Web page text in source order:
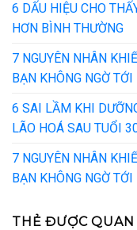
6 DẤU HIỆU CHO
HƠN BÌNH THƯỜNG
7 NGUYÊN NHÂN
BẠN KHÔNG NGỜ TỚI
6 SAI LẦM KHI
LÃO HOÁ SAU TUỔI
7 NGUYÊN NHÂN
BẠN KHÔNG NGỜ TỚI
THẺ ĐƯỢC QUAN